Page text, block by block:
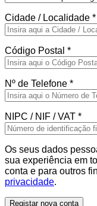
Cidade / Localidade *
Código Postal *
Nº de Telefone *
NIPC / NIF / VAT *
Os seus dados
sua experiência em
conta e para outros
privacidade.
Registar nova conta